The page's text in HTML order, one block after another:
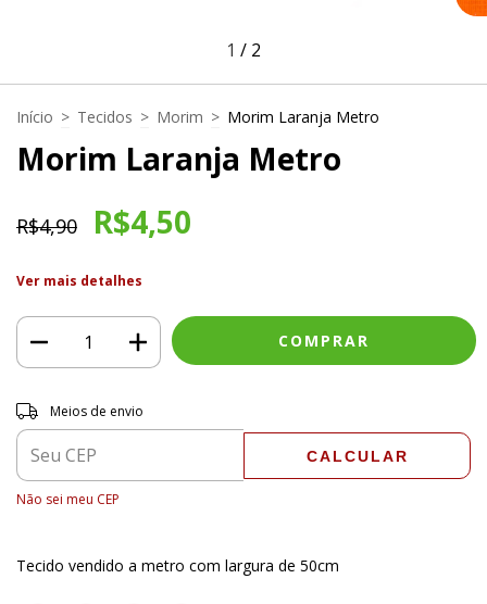
1 / 2
Início > Tecidos > Morim > Morim Laranja Metro
Morim Laranja Metro
R$4,90 R$4,50
Ver mais detalhes
Entregas para o CEP:
Meios de envio
CALCULAR
Não sei meu CEP
Tecido vendido a metro com largura de 50cm